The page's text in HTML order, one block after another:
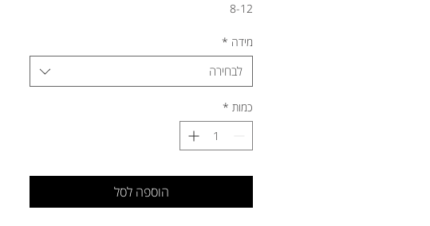
8-12
מידה *
לבחירה
כמות *
הוספה לסל